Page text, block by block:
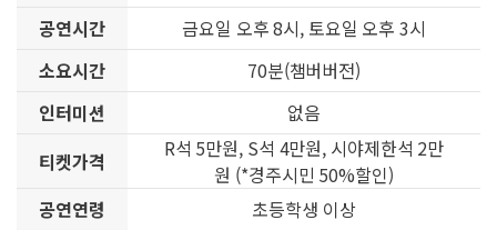
공연시간
금요일 오후 8시, 토요일 오후 3시
소요시간
70분(챔버버전)
인터미션
없음
티켓가격
R석 5만원, S석 4만원, 시야제한석 2만
원 (*경주시민 50%할인)
공연연령
초등학생 이상